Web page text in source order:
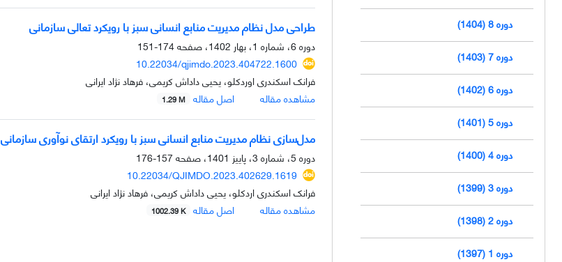
طراحی مدل نظام مدیریت منابع انسانی سبز با رویکرد تعالی سازمانی
دوره 6، شماره 1، بهار 1402، صفحه
174-151
10.22034/qjimdo.2023.404722.1600
فرانک اسکندری اوردکلو، یحیی داداش کریمی، فرهاد نژاد ایرانی
مشاهده مقاله
اصل مقاله 1.29 M
مدل‌سازی نظام مدیریت منابع انسانی سبز با رویکرد ارتقای نوآوری سازمانی
دوره 5، شماره 3، پاییز 1401، صفحه
157-176
10.22034/QJIMDO.2023.402629.1619
فرانک اسکندری اردکلو، یحیی داداش کریمی، فرهاد نژاد ایرانی
مشاهده مقاله
اصل مقاله 1002.39 K
دوره 8 (1404)
دوره 7 (1403)
دوره 6 (1402)
دوره 5 (1401)
دوره 4 (1400)
دوره 3 (1399)
دوره 2 (1398)
دوره 1 (1397)